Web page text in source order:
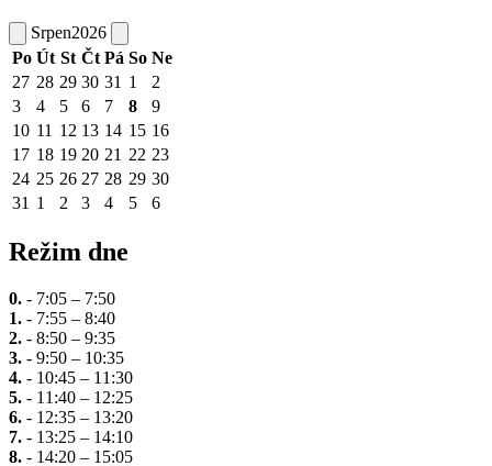
Srpen2026
Po Út St Čt Pá So Ne
27 28 29 30 31 1
2
3
4 5 6 7 8
9
10 11 12 13 14 15 16
17 18 19 20 21 22 23
24 25 26 27 28 29 30
31 1 2 3 4 5 6
Režim dne
0. - 7:05 – 7:50
1. - 7:55 – 8:40
2. - 8:50 – 9:35
3. - 9:50 – 10:35
4. - 10:45 – 11:30
5. - 11:40 – 12:25
6. - 12:35 – 13:20
7. - 13:25 – 14:10
8. - 14:20 – 15:05